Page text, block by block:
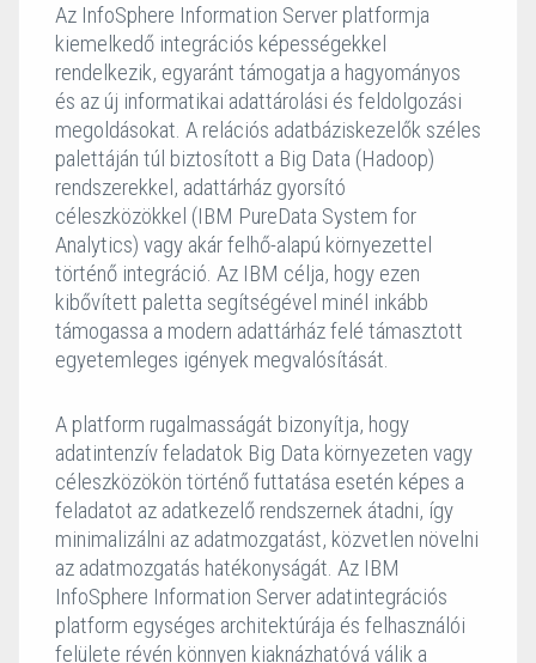
Az InfoSphere Information Server platformja
kiemelkedő integrációs képességekkel
rendelkezik, egyaránt támogatja a hagyományos
és az új informatikai adattárolási és feldolgozási
megoldásokat. A relációs adatbáziskezelők széles
palettáján túl biztosított a Big Data (Hadoop)
rendszerekkel, adattárház gyorsító
céleszközökkel (IBM PureData System for
Analytics) vagy akár felhő-alapú környezettel
történő integráció. Az IBM célja, hogy ezen
kibővített paletta segítségével minél inkább
támogassa a modern adattárház felé támasztott
egyetemleges igények megvalósítását.
A platform rugalmasságát bizonyítja, hogy
adatintenzív feladatok Big Data környezeten vagy
céleszközökön történő futtatása esetén képes a
feladatot az adatkezelő rendszernek átadni, így
minimalizálni az adatmozgatást, közvetlen növelni
az adatmozgatás hatékonyságát. Az IBM
InfoSphere Information Server adatintegrációs
platform egységes architektúrája és felhasználói
felülete révén könnyen kiaknázhatóvá válik a